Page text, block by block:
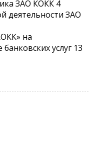
ЗАО КОКК 4
деятельности ЗАО
на
услуг 13